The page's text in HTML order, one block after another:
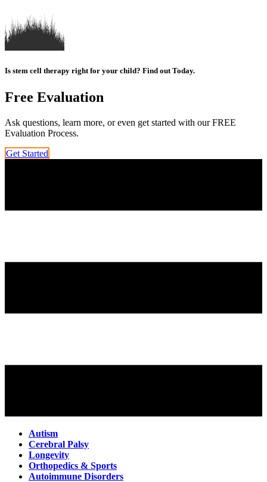
Is stem cell therapy right for your child? Find out Today.
Free Evaluation
Ask questions, learn more, or even get started with our FREE
Evaluation Process.
Get Started
Autism
Cerebral Palsy
Longevity
Orthopedics & Sports
Autoimmune Disorders